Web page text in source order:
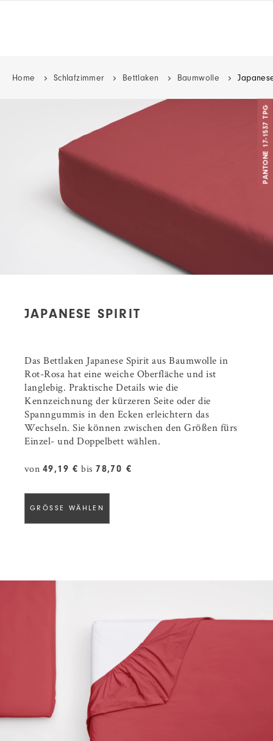
Home Schlafzimmer Bettlaken Baumwolle
PANTONE 17-1537 TPG
JAPANESE SPIRIT
Das Bettlaken Japanese Spirit aus Baumwolle in
Rot-Rosa hat eine weiche Oberfläche und ist
langlebig. Praktische Details wie die
Kennzeichnung der kürzeren Seite oder die
Spanngummis in den Ecken erleichtern das
Wechseln. Sie können zwischen den Größen fürs
Einzel- und Doppelbett wählen.
von 49,19 € bis 78,70 €
GRÖSSE WÄHLEN